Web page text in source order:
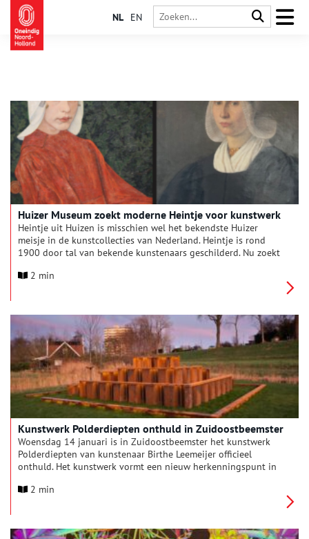
NL EN
Huizer Museum zoekt moderne Heintje voor kunstwerk
Heintje uit Huizen is misschien wel het bekendste Huizer
meisje in de kunstcollecties van Nederland. Heintje is rond
1900 door tal van bekende kunstenaars geschilderd. Nu zoekt
op haar?
2 min
Kunstwerk Polderdiepten onthuld in Zuidoostbeemster
Woensdag 14 januari is in Zuidoostbeemster het kunstwerk
Polderdiepten van kunstenaar Birthe Leemeijer officieel
onthuld. Het kunstwerk vormt een nieuw herkenningspunt in
vertaling van de karakteristieke structuur van de Beemster.
2 min